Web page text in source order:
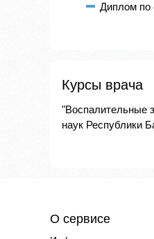
Диплом по
Курсы врача
"Воспалительные
наук Республики
О сервисе